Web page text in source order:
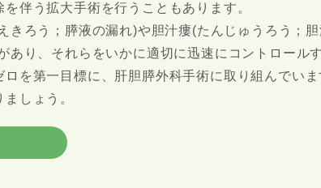
伴う拡大手術を行うこともあります。
きろう；膵液の漏れ)や胆汁瘻(たんじゅうろう；
あり、それらをいかに適切に迅速にコントロール
を第一目標に、肝胆膵外科手術に取り組んでいま
しょう。